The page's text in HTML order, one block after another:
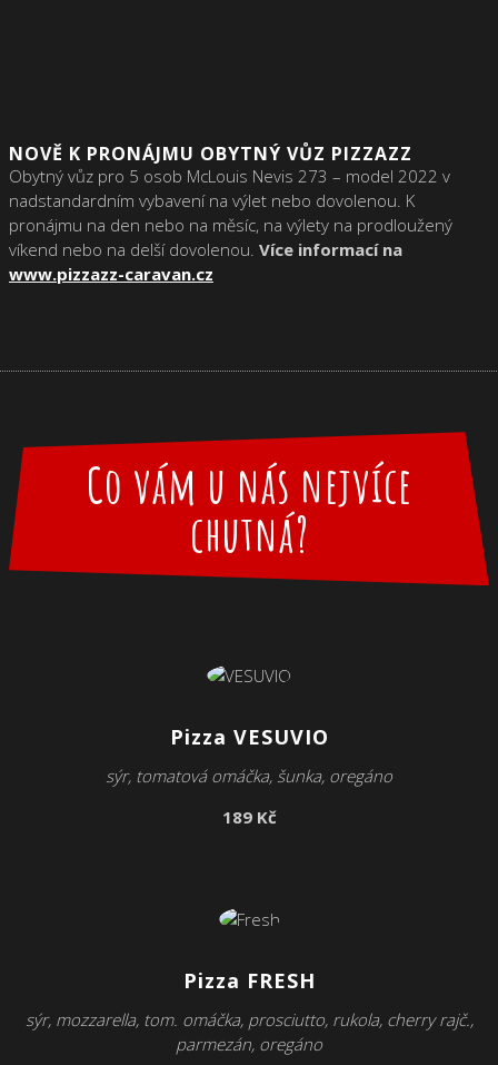
NOVĚ K PRONÁJMU OBYTNÝ VŮZ PIZZAZZ
Obytný vůz pro 5 osob McLouis Nevis 273 – model 2022 v
nadstandardním vybavení na výlet nebo dovolenou. K
pronájmu na den nebo na měsíc, na výlety na prodloužený
víkend nebo na delší dovolenou. Více informací na
www.pizzazz-caravan.cz
Co vám u nás nejvíce
chutná?
Pizza VESUVIO
sýr, tomatová omáčka, šunka, oregáno
189 Kč
Pizza FRESH
sýr, mozzarella, tom. omáčka, prosciutto, rukola, cherry rajč.,
parmezán, oregáno